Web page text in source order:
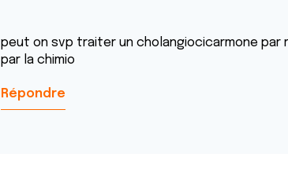
peut on svp traiter un cholangiocicarmone
par la chimio
Répondre